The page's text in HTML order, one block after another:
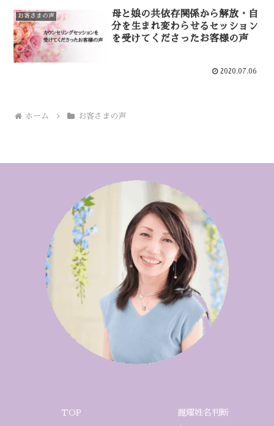
お客さまの声
母と娘の共依存関係から解放・自
分を生まれ変わらせるセッション
を受けてくださったお客様の声
2020.07.06
ホーム お客さまの声
TOP 麗耀姓名判断